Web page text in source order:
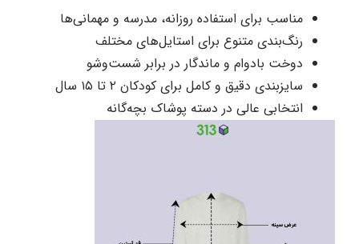
مناسب برای استفاده روزانه، مدرسه و مهمانی‌ها
رنگ‌بندی متنوع برای استایل‌های مختلف
دوخت بادوام و ماندگار در برابر شست‌وشو
سایزبندی دقیق و کامل برای کودکان ۲ تا ۱۵ سال
انتخابی عالی در دسته پوشاک بچه‌گانه